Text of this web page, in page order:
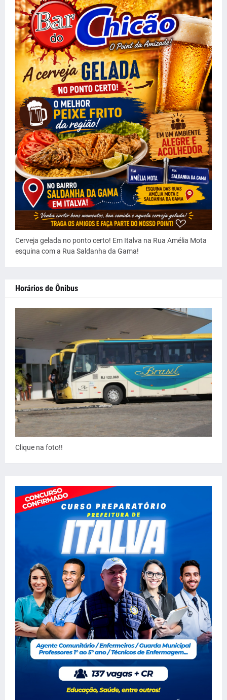
Cerveja gelada no ponto certo! Em Italva na Rua Amélia Mota
esquina com a Rua Saldanha da Gama!
Horários de Ônibus
Clique na foto!!